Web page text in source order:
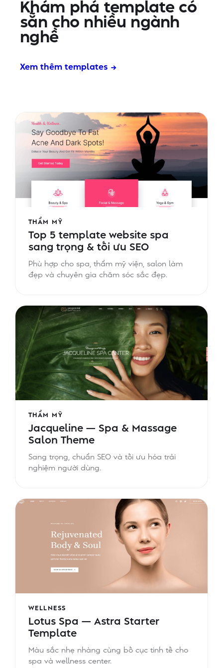
Khám phá template có
sẵn cho nhiều ngành
nghề
Xem thêm templates →
THẨM MỸ
Top 5 template website spa
sang trọng & tối ưu SEO
Phù hợp cho spa, thẩm mỹ viện, salon làm
đẹp và chuyên gia chăm sóc sắc đẹp.
THẨM MỸ
Jacqueline — Spa & Massage
Salon Theme
Sang trọng, chuẩn SEO và tối ưu hóa trải
nghiệm người dùng.
WELLNESS
Lotus Spa — Astra Starter
Template
Màu sắc nhẹ nhàng cùng bố cục tinh tế cho
spa và wellness center.